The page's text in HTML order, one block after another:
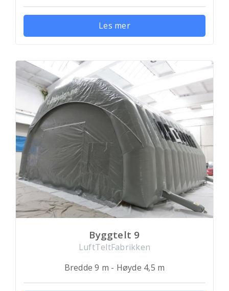
Les mer
Byggtelt 9
LuftTeltFabrikken
Bredde 9 m - Høyde 4,5 m